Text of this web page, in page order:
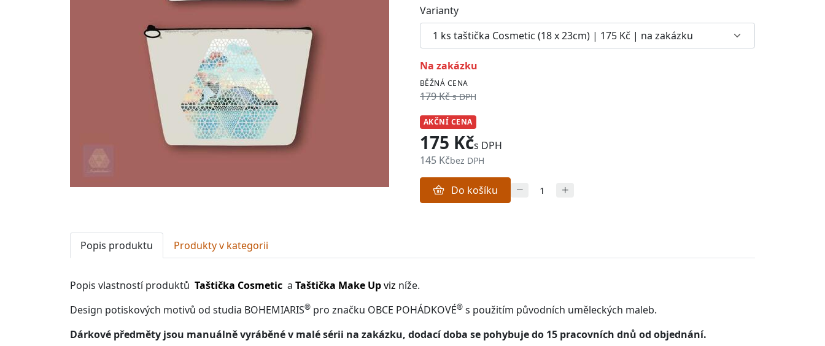
Varianty
na zakázku
BĚŽNÁ CENA
179 Kč s DPH
AKČNÍ CENA
175 Kčs DPH
145 Kčbez DPH
Do košíku
Popis produktu Produkty v kategorii
Popis vlastností produktů Taštička Cosmetic a Taštička Make Upviz níže.
Design potiskových motivů od studia BOHEMIARIS® pro značku OBCE POHÁDKOVÉ® s použitím původních uměleckých maleb.
Dárkové předměty jsou manuálně vyráběné v malé sérii na zakázku, dodací doba se pohybuje do 15 pracovních dnů od objednání.